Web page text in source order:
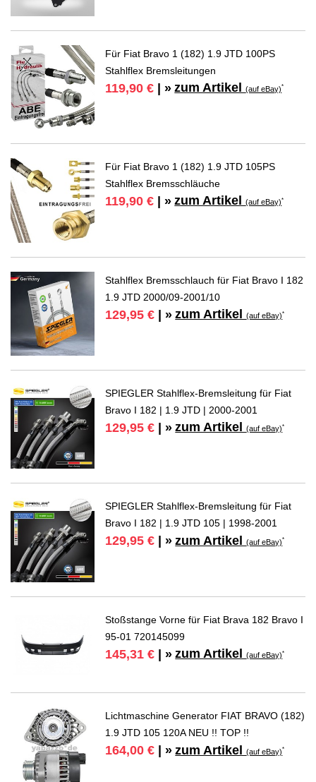
Für Fiat Bravo 1 (182) 1.9 JTD 100PS
Stahlflex Bremsleitungen
119,90 € | » zum Artikel(auf eBay)*
Für Fiat Bravo 1 (182) 1.9 JTD 105PS
Stahlflex Bremsschläuche
119,90 € | » zum Artikel(auf eBay)*
Stahlflex Bremsschlauch für Fiat Bravo I 182
1.9 JTD 2000/09-2001/10
129,95 € | » zum Artikel(auf eBay)*
SPIEGLER Stahlflex-Bremsleitung für Fiat
Bravo I 182 | 1.9 JTD | 2000-2001
129,95 € | » zum Artikel(auf eBay)*
SPIEGLER Stahlflex-Bremsleitung für Fiat
Bravo I 182 | 1.9 JTD 105 | 1998-2001
129,95 € | » zum Artikel(auf eBay)*
Stoßstange Vorne für Fiat Brava 182 Bravo I
95-01 720145099
145,31 € | » zum Artikel(auf eBay)*
Lichtmaschine Generator FIAT BRAVO (182)
1.9 JTD 105 120A NEU !! TOP !!
164,00 € | » zum Artikel(auf eBay)*